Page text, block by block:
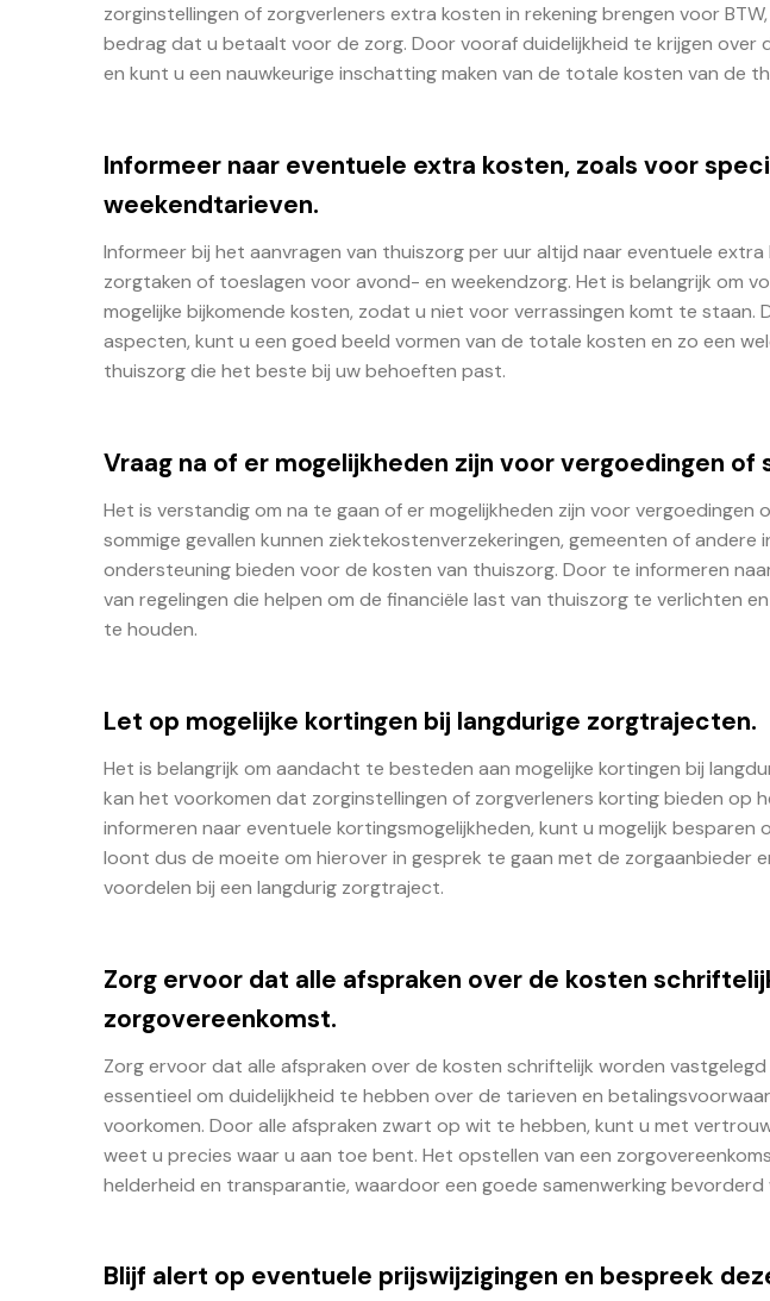
zorginstellingen of zorgverleners extra kosten in rekening brengen voor
bedrag dat u betaalt voor de zorg. Door vooraf duidelijkheid te krijgen over
en kunt u een nauwkeurige inschatting maken van de totale kosten van de
Informeer naar eventuele extra kosten, zoals voor
weekendtarieven.
Informeer bij het aanvragen van thuiszorg per uur altijd naar eventuele
zorgtaken of toeslagen voor avond- en weekendzorg. Het is belangrijk om
mogelijke bijkomende kosten, zodat u niet voor verrassingen komt te staan.
aspecten, kunt u een goed beeld vormen van de totale kosten en zo een
thuiszorg die het beste bij uw behoeften past.
Vraag na of er mogelijkheden zijn voor vergoedingen
Het is verstandig om na te gaan of er mogelijkheden zijn voor vergoedingen
sommige gevallen kunnen ziektekostenverzekeringen, gemeenten of andere
ondersteuning bieden voor de kosten van thuiszorg. Door te informeren
van regelingen die helpen om de financiële last van thuiszorg te verlichten
te houden.
Let op mogelijke kortingen bij langdurige zorgtrajecten.
Het is belangrijk om aandacht te besteden aan mogelijke kortingen bij
kan het voorkomen dat zorginstellingen of zorgverleners korting bieden op
informeren naar eventuele kortingsmogelijkheden, kunt u mogelijk
loont dus de moeite om hierover in gesprek te gaan met de zorgaanbieder
voordelen bij een langdurig zorgtraject.
Zorg ervoor dat alle afspraken over de kosten
zorgovereenkomst.
Zorg ervoor dat alle afspraken over de kosten schriftelijk worden
essentieel om duidelijkheid te hebben over de tarieven en
voorkomen. Door alle afspraken zwart op wit te hebben, kunt u met
weet u precies waar u aan toe bent. Het opstellen van een
helderheid en transparantie, waardoor een goede samenwerking
Blijf alert op eventuele prijswijzigingen en bespreek